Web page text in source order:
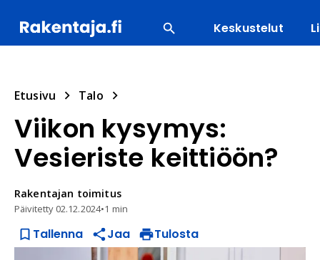
Keskustelut
Etusivu Talo
Viikon kysymys:
Vesieriste keittiöön?
Rakentajan toimitus
Päivitetty 02.12.2024•1 min
Tallenna Jaa Tulosta